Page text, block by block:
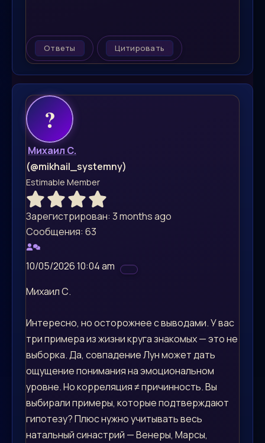
Ответы Цитировать
Михаил С.
(@mikhail_systemny)
Estimable Member
Зарегистрирован: 3 months ago
Сообщения: 63
10/05/2026 10:04 am
Михаил С.
Интересно, но осторожнее с выводами. У вас
три примера из жизни круга знакомых — это не
выборка. Да, совпадение Лун может дать
ощущение понимания на эмоциональном
уровне. Но корреляция ≠ причинность. Вы
выбирали примеры, которые подтверждают
гипотезу? Плюс нужно учитывать весь
натальный синастрий — Венеры, Марсы,